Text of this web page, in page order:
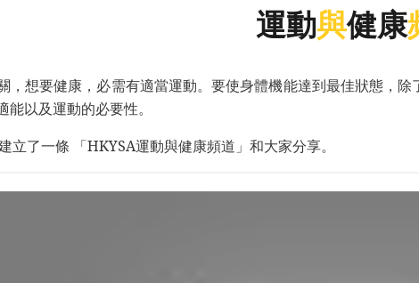
運動與健康
，想要健康，必需有適當運動。要使身體機能達到最佳狀態，
以及運動的必要性。
立了一條 「HKYSA運動與健康頻道」和大家分享。